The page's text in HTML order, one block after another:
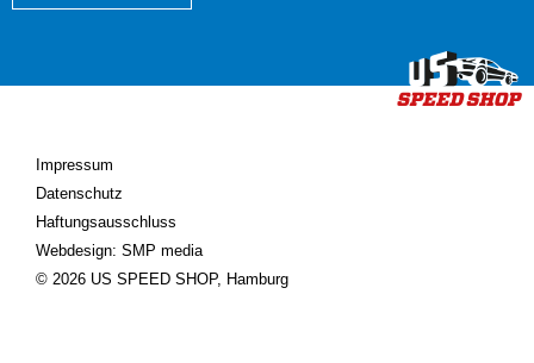
Impressum
Datenschutz
Haftungsausschluss
Webdesign: SMP media
© 2026 US SPEED SHOP, Hamburg